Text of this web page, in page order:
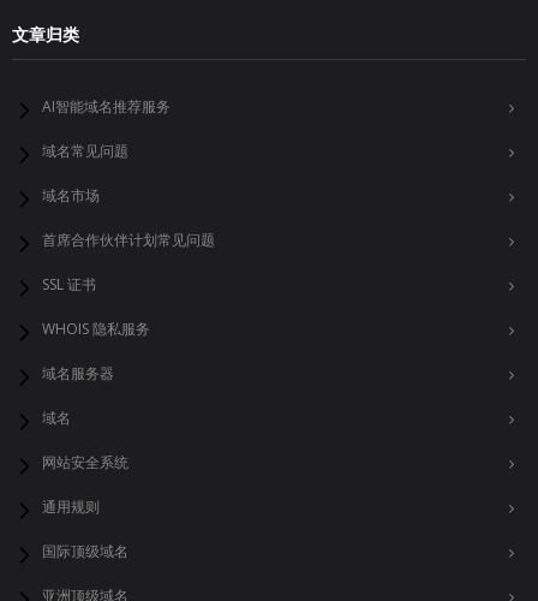
文章归类
AI智能域名推荐服务
域名常见问题
域名市场
首席合作伙伴计划常见问题
SSL 证书
WHOIS 隐私服务
域名服务器
域名
网站安全系统
通用规则
国际顶级域名
亚洲顶级域名